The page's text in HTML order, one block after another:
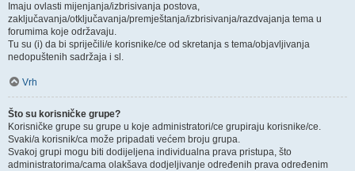
Imaju ovlasti mijenjanja/izbrisivanja postova,
zaključavanja/otključavanja/premještanja/izbrisivanja/razdvajanja tema u
forumima koje održavaju.
Tu su (i) da bi spriječili/e korisnike/ce od skretanja s tema/objavljivanja
nedopuštenih sadržaja i sl.
Vrh
Što su korisničke grupe?
Korisničke grupe su grupe u koje administratori/ce grupiraju korisnike/ce.
Svaki/a korisnik/ca može pripadati većem broju grupa.
Svakoj grupi mogu biti dodijeljena individualna prava pristupa, što
administratorima/cama olakšava dodjeljivanje određenih prava određenim